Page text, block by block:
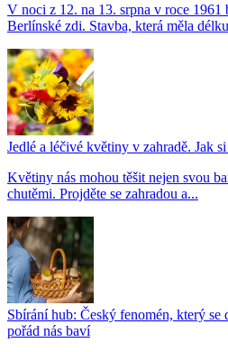
V noci z 12. na 13. srpna v roce 1961
Berlínské zdi. Stavba, která měla
Jedlé a léčivé květiny v zahradě. Jak
Květiny nás mohou těšit nejen svou
chutěmi. Projděte se zahradou a...
Sbírání hub: Český fenomén, který se
pořád nás baví